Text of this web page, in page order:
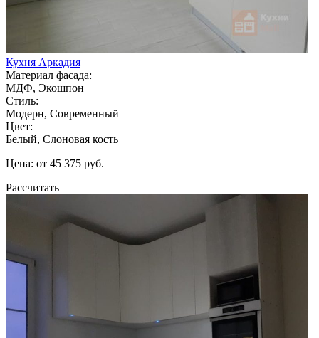
Кухня Аркадия
Материал фасада:
МДФ, Экошпон
Стиль:
Модерн, Современный
Цвет:
Белый, Слоновая кость
Цена: от 45 375 руб.
Рассчитать